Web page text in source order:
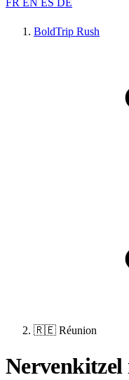
FR EN ES DE
BoldTrip Rush
🇷🇪 Réunion